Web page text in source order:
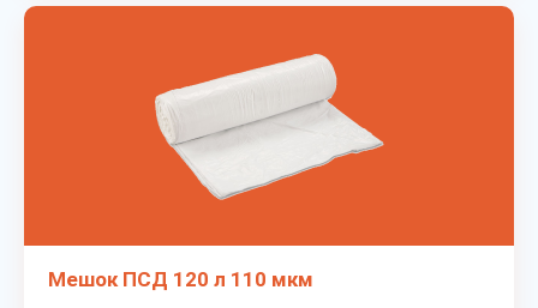
Мешок ПСД 120 л 110 мкм